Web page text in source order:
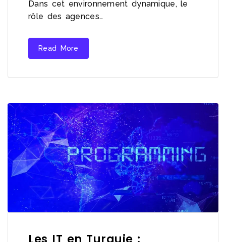
Dans cet environnement dynamique, le
rôle des agences…
Read More